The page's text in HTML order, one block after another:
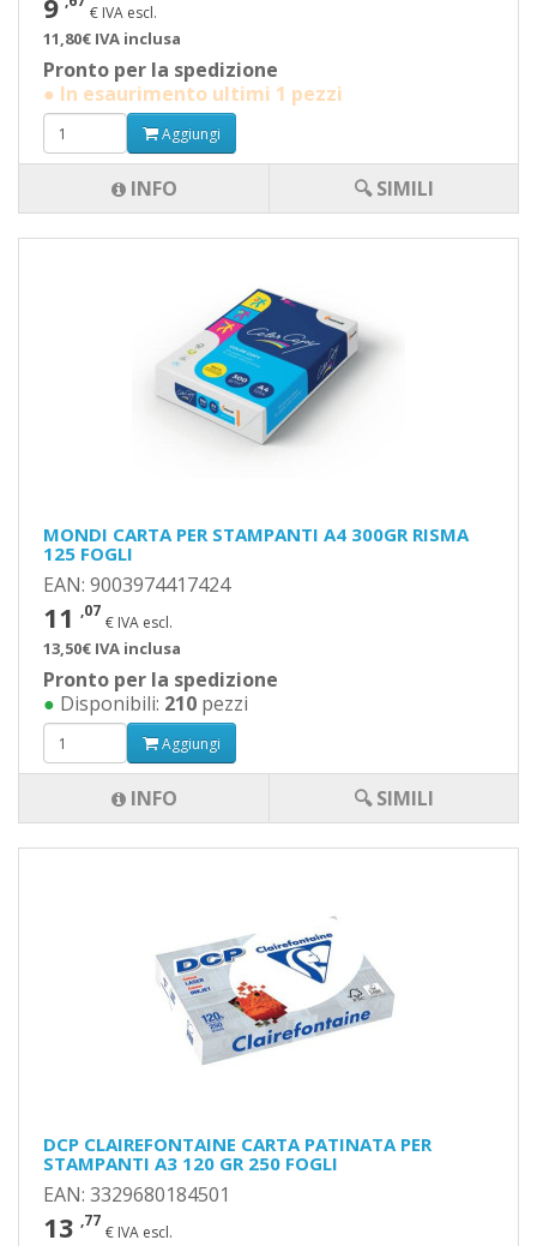
9 € IVA escl.
11,80€ IVA inclusa
Pronto per la spedizione
● In esaurimento ultimi 1 pezzi
Aggiungi
INFO 🔍 SIMILI
MONDI CARTA PER STAMPANTI A4 300GR RISMA
125 FOGLI
EAN: 9003974417424
11 ,07
€ IVA escl.
13,50€ IVA inclusa
Pronto per la spedizione
● Disponibili: 210 pezzi
Aggiungi
INFO 🔍 SIMILI
DCP CLAIREFONTAINE CARTA PATINATA PER
STAMPANTI A3 120 GR 250 FOGLI
EAN: 3329680184501
13 ,77
€ IVA escl.